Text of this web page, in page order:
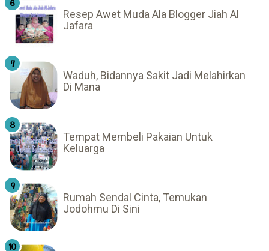
Resep Awet Muda Ala Blogger Jiah Al
Jafara
Waduh, Bidannya Sakit Jadi Melahirkan
Di Mana
Tempat Membeli Pakaian Untuk
Keluarga
Rumah Sendal Cinta, Temukan
Jodohmu Di Sini